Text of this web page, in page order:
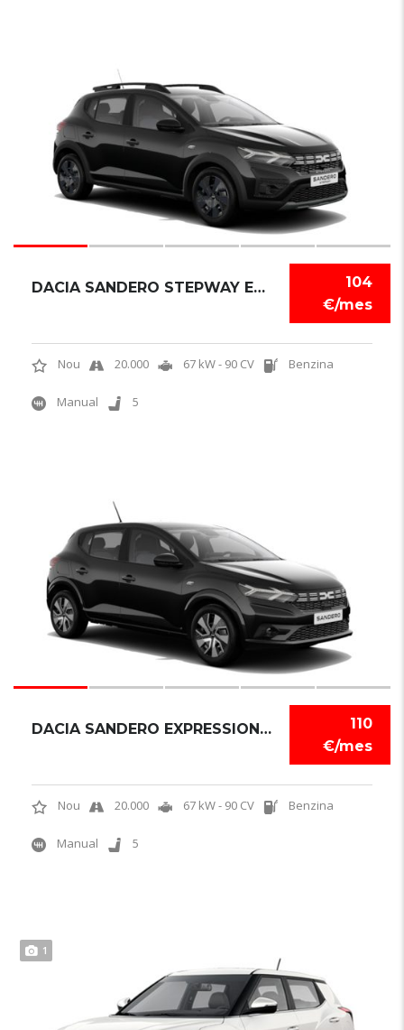
104
€/mes
DACIA SANDERO STEPWAY EXPRESSION
Nou 20.000 67 kW - 90 CV Benzina
Manual 5
110
€/mes
DACIA SANDERO EXPRESSION TCE
Nou 20.000 67 kW - 90 CV Benzina
Manual 5
1